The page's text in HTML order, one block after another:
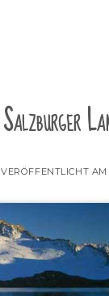
Salzburger
VERÖFFENTLICHT